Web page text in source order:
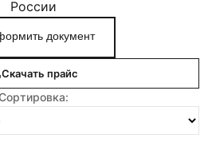
России
документ
Скачать прайс